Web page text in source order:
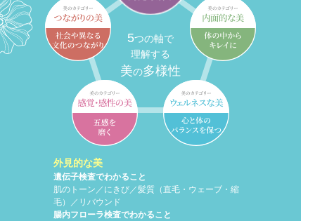
5つの軸で
理解する
美の多様性
外見的な美
遺伝子検査でわかること
肌のトーン／にきび／髪質（直毛・ウェーブ・縮
毛）／リバウンド
腸内フローラ検査でわかること
内面的な美
遺伝子検査でわかること
ビタミンC濃度／ビフィズス菌の豊富さ／ストレス
の感じやすさ
腸内フローラ検査でわかること